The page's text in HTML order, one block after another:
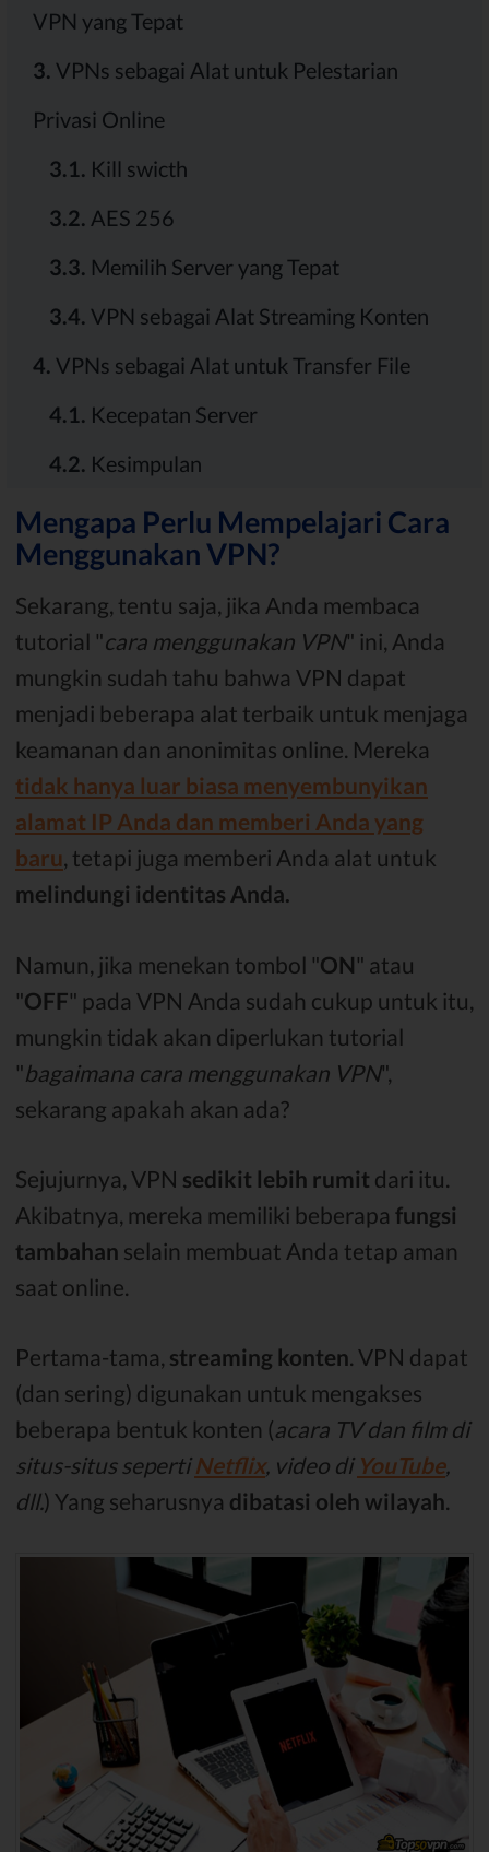
VPN yang Tepat
3. VPNs sebagai Alat untuk Pelestarian
Privasi Online
3.1. Kill swicth
3.2. AES 256
3.3. Memilih Server yang Tepat
3.4. VPN sebagai Alat Streaming Konten
4. VPNs sebagai Alat untuk Transfer File
4.1. Kecepatan Server
4.2. Kesimpulan
Mengapa Perlu Mempelajari Cara
Menggunakan VPN?
Sekarang, tentu saja, jika Anda membaca
tutorial "cara menggunakan VPN" ini, Anda
mungkin sudah tahu bahwa VPN dapat
menjadi beberapa alat terbaik untuk menjaga
keamanan dan anonimitas online. Mereka
tidak hanya luar biasa menyembunyikan
alamat IP Anda dan memberi Anda yang
baru, tetapi juga memberi Anda alat untuk
melindungi identitas Anda.
Namun, jika menekan tombol "ON" atau
"OFF" pada VPN Anda sudah cukup untuk itu,
mungkin tidak akan diperlukan tutorial
"bagaimana cara menggunakan VPN",
sekarang apakah akan ada?
Sejujurnya, VPN sedikit lebih rumit dari itu.
Akibatnya, mereka memiliki beberapa fungsi
tambahan selain membuat Anda tetap aman
saat online.
Pertama-tama, streaming konten. VPN dapat
(dan sering) digunakan untuk mengakses
beberapa bentuk konten (acara TV dan film di
situs-situs sepertiNetflix, video di YouTube,
dll.) Yang seharusnya dibatasi oleh wilayah.